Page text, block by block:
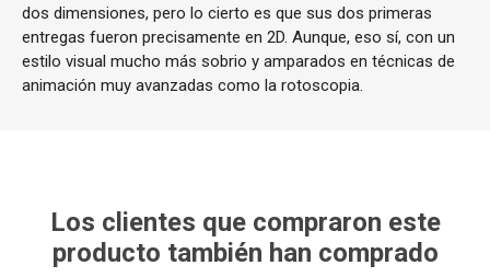
dos dimensiones, pero lo cierto es que sus dos primeras
entregas fueron precisamente en 2D. Aunque, eso sí, con un
estilo visual mucho más sobrio y amparados en técnicas de
animación muy avanzadas como la rotoscopia.
Los clientes que compraron este
producto también han comprado